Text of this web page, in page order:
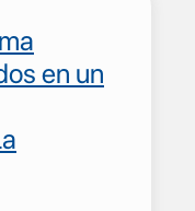
en un